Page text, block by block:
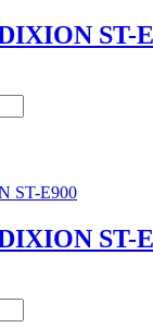
ST-
ST-